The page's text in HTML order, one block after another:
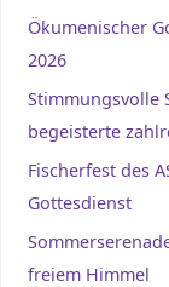
Ökumenischer
2026
Stimmungsvolle
begeisterte
Fischerfest des
Gottesdienst
freiem Himmel